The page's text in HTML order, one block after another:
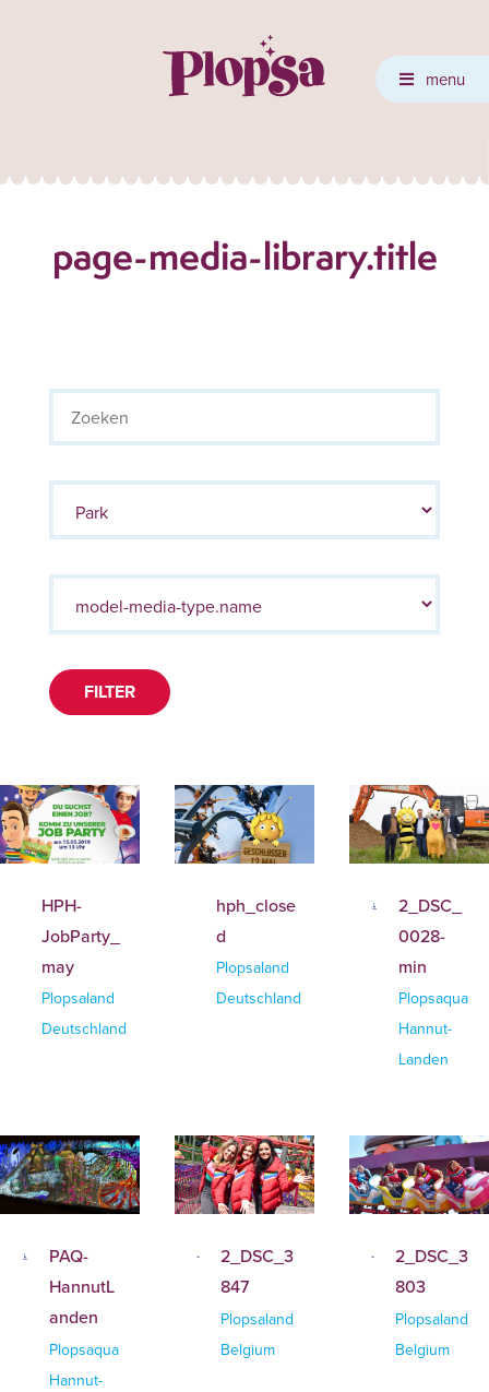
menu
page-media-library.title
FILTER
HPH-
JobParty_
may
Plopsaland
Deutschland
hph_close
d
Plopsaland
Deutschland
2_DSC_
0028-
min
Plopsaqua
Hannut-
Landen
PAQ-
HannutL
anden
Plopsaqua
Hannut-
2_DSC_3
847
Plopsaland
Belgium
2_DSC_3
803
Plopsaland
Belgium